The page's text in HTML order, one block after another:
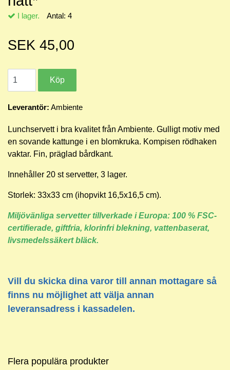
I lager. Antal: 4
SEK 45,00
Leverantör: Ambiente
Lunchservett i bra kvalitet från Ambiente. Gulligt motiv med
en sovande kattunge i en blomkruka. Kompisen rödhaken
vaktar. Fin, präglad bårdkant.
Innehåller 20 st servetter, 3 lager.
Storlek: 33x33 cm (ihopvikt 16,5x16,5 cm).
Miljövänliga servetter tillverkade i Europa: 100 % FSC-
certifierade, giftfria, klorinfri blekning, vattenbaserat,
livsmedelssäkert bläck.
Vill du skicka dina varor till annan mottagare så
finns nu möjlighet att välja annan
leveransadress i kassadelen.
Flera populära produkter